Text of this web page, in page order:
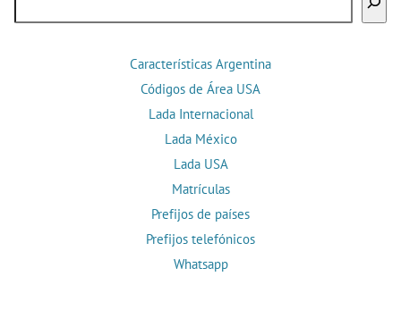
Características Argentina
Códigos de Área USA
Lada Internacional
Lada México
Lada USA
Matrículas
Prefijos de países
Prefijos telefónicos
Whatsapp